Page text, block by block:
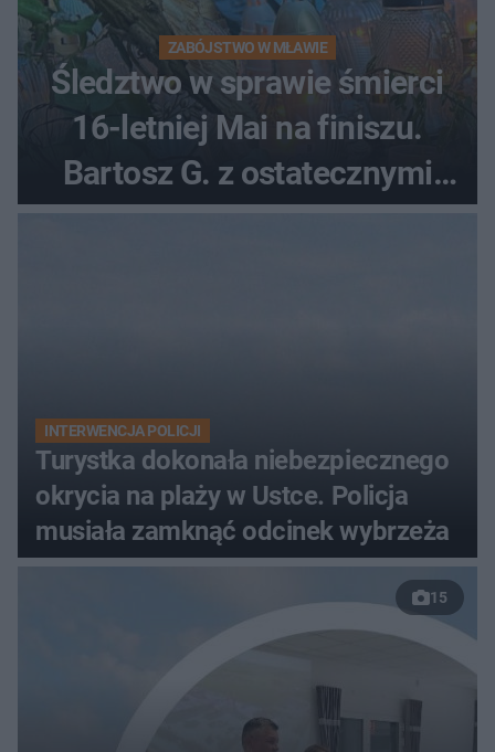
ZABÓJSTWO W MŁAWIE
Śledztwo w sprawie śmierci
16-letniej Mai na finiszu.
Bartosz G. z ostatecznymi
INTERWENCJA POLICJI
Turystka dokonała niebezpiecznego
okrycia na plaży w Ustce. Policja
musiała zamknąć odcinek wybrzeża
15